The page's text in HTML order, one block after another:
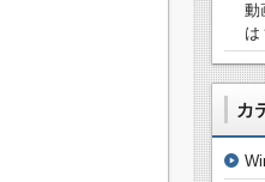
動
は
カ